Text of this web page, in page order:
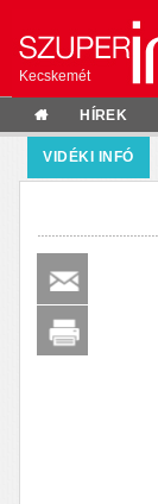
Kecskemét
HÍREK
VIDÉKI INFÓ